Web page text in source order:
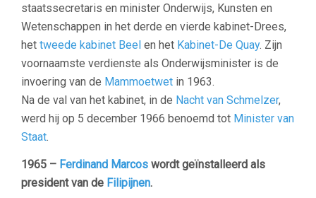
staatssecretaris en minister Onderwijs, Kunsten en
Wetenschappen in het derde en vierde kabinet-Drees,
het tweede kabinet Beel en het Kabinet-De Quay. Zijn
voornaamste verdienste als Onderwijsminister is de
invoering van de Mammoetwet in 1963.
Na de val van het kabinet, in de Nacht van Schmelzer,
werd hij op 5 december 1966 benoemd tot Minister van
Staat.
1965 – Ferdinand Marcos wordt geïnstalleerd als
president van de Filipijnen.